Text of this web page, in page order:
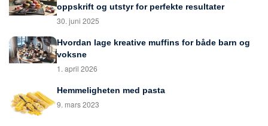
oppskrift og utstyr for perfekte resultater
30. juni 2025
Hvordan lage kreative muffins for både barn og
voksne
1. april 2026
Hemmeligheten med pasta
9. mars 2023